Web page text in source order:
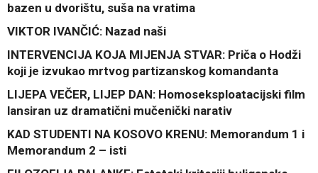
bazen u dvorištu, suša na vratima
VIKTOR IVANČIĆ: Nazad naši
INTERVENCIJA KOJA MIJENJA STVAR: Priča o Hodži
koji je izvukao mrtvog partizanskog komandanta
LIJEPA VEČER, LIJEP DAN: Homoseksploatacijski film
lansiran uz dramatični mučenički narativ
KAD STUDENTI NA KOSOVO KRENU: Memorandum 1 i
Memorandum 2 – isti